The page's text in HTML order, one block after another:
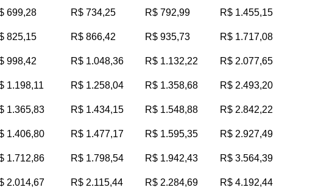
699,28 R$ 734,25 R$ 792,99
R$ 1.455,15
825,15 R$ 866,42 R$ 935,73
R$ 1.717,08
998,42 R$ 1.048,36 R$ 1.132,22
R$ 2.077,65
1.198,11 R$ 1.258,04 R$ 1.358,68
R$ 2.493,20
1.365,83 R$ 1.434,15 R$ 1.548,88
R$ 2.842,22
1.406,80 R$ 1.477,17 R$ 1.595,35
R$ 2.927,49
1.712,86 R$ 1.798,54 R$ 1.942,43
R$ 3.564,39
2.014,67 R$ 2.115,44 R$ 2.284,69 R$ 4.192,44